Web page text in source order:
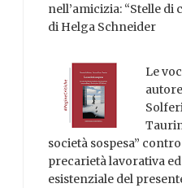
nell’amicizia: “Stelle di
di Helga Schneider
Le
società sospesa”
precarietà lavorativa ed
esistenziale del